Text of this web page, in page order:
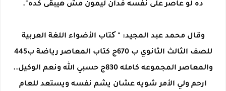
ده لو عاصر على نفسه فدان ليمون مش هيبقى كده".
وقال محمد عبد المجيد: " کتاب الأضواء اللغة العربية
للصف الثالث الثانوي ب 670ج كتاب المعاصر رياضة ب445
والمعاصر المجموعه كامله 830ج حسبي الله ونعم الوكيل..
ارحم ولي الأمر شويه عشان يشم نفسه ويستعد للعام